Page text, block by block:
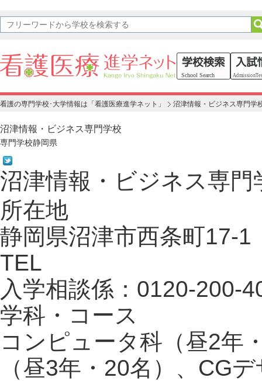
看護の専門学校･大学情報は「看護医療進学ネット」 沼津情報・ビジネス専門学
沼津情報・ビジネス専門学校
専門学校静岡県
沼津情報・ビジネス専門
所在地
静岡県沼津市西条町17-1
TEL
入学相談係：0120-200-
学科・コース
コンピュータ科（昼2年
（昼3年・20名）、CG